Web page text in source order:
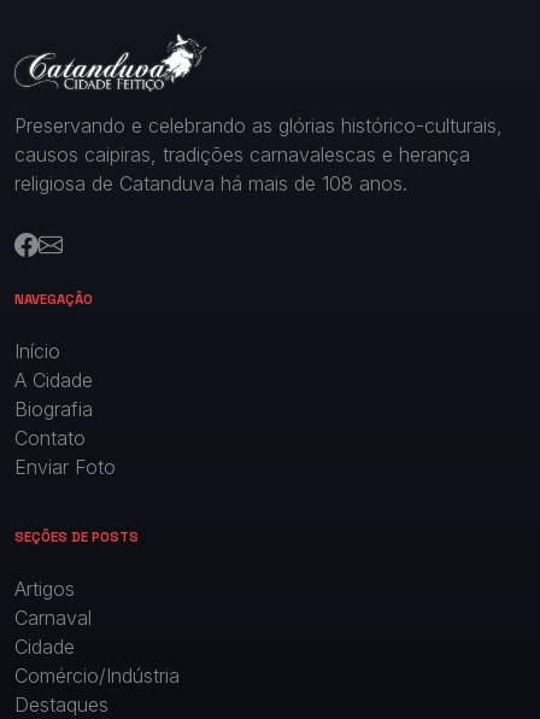
Preservando e celebrando as glórias histórico-culturais,
causos caipiras, tradições carnavalescas e herança
religiosa de Catanduva há mais de 108 anos.
NAVEGAÇÃO
Início
A Cidade
Biografia
Contato
Enviar Foto
SEÇÕES DE POSTS
Artigos
Carnaval
Cidade
Comércio/Indústria
Destaques